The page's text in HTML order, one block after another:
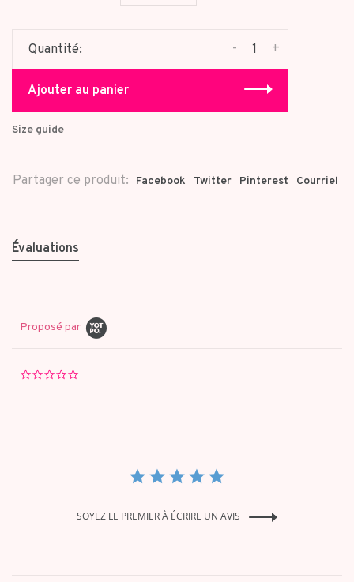
Quantité: +
-
Ajouter au panier
Size guide
Partager ce produit: Facebook Twitter Pinterest Courriel
Évaluations
Proposé par
SOYEZ LE PREMIER À ÉCRIRE UN AVIS